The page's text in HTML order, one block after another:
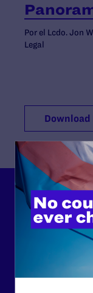
Por el Lcdo. Jon
Legal
Lambda
work
support.
Your gift today
courtrooms across